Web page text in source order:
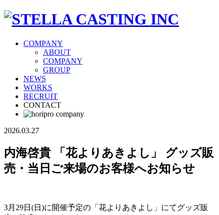
COMPANY
ABOUT
COMPANY
GROUP
NEWS
WORKS
RECRUIT
CONTACT
2026.03.27
内海啓貴 「花よりあきよし」 グッズ販
売・当日ご来場のお客様へお知らせ
3月29日(日)に開催予定の「花よりあきよし」にてグッズ販